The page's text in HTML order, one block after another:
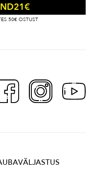
21€
50€ OSTUST